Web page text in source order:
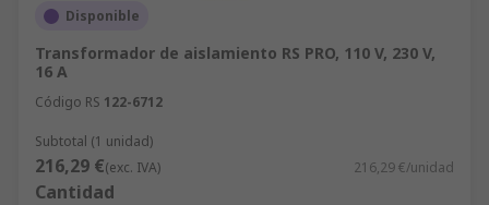
Disponible
Transformador de aislamiento RS PRO, 110 V, 230 V,
16 A
Código RS 122-6712
Subtotal (1 unidad)
216,29 €(exc. IVA) 216,29 €/unidad
Cantidad